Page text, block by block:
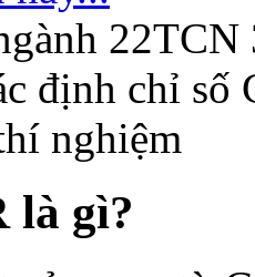
là gì?